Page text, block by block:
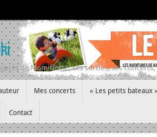
de Momiflette, ses sorties, ses
Mes concerts « Les petits bateaux
Contact